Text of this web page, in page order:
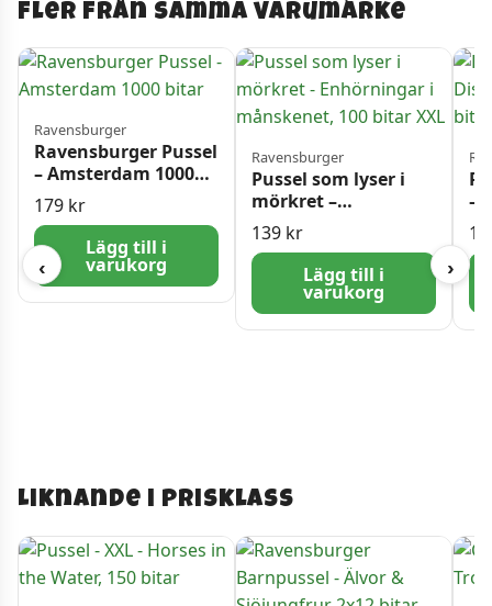
Fler från samma varumärke
‹
Ravensburger
Ravensburger Pussel
– Amsterdam 1000
bitar
179 kr
Lägg till i
varukorg
Ravensburger
Pussel som lyser i
mörkret –
Enhörningar i
månskenet, 100
bitar XXL
139 kr
Lägg till i
varukorg
–
›
Liknande i prisklass